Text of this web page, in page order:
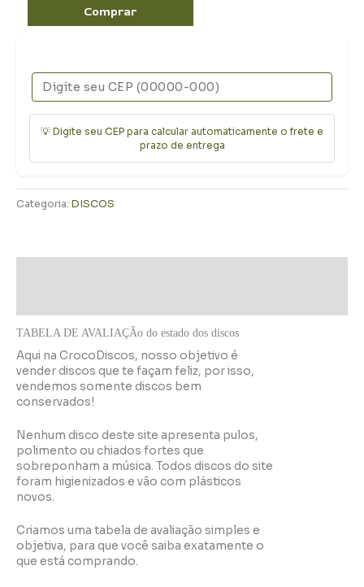
Comprar
💡 Digite seu CEP para calcular automaticamente o frete e
prazo de entrega
Categoria: DISCOS
TABELA DE AVALIAÇÃo do estado dos discos
Aqui na CrocoDiscos, nosso objetivo é
vender discos que te façam feliz, por isso,
vendemos somente discos bem
conservados!
Nenhum disco deste site apresenta pulos,
polimento ou chiados fortes que
sobreponham a música. Todos discos do site
foram higienizados e vão com plásticos
novos.
Criamos uma tabela de avaliação simples e
objetiva, para que você saiba exatamente o
que está comprando.